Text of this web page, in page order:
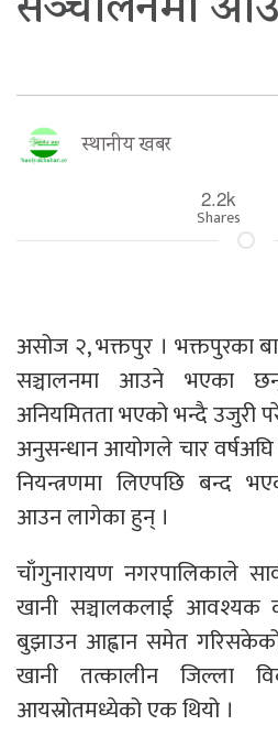
स्थानीय खबर
2.2k
Shares
असोज २, भक्तपुर । भक्तपुरका
सञ्चालनमा आउने भएका
अनियमितता भएको भन्दै उजुरी
अनुसन्धान आयोगले चार
नियन्त्रणमा लिएपछि बन्द
आउन लागेका हुन् ।
चाँगुनारायण नगरपालिकाले
खानी सञ्चालकलाई आवश्यक
बुझाउन आह्वान समेत
खानी तत्कालीन जिल्ला
आयस्रोतमध्येको एक थियो ।